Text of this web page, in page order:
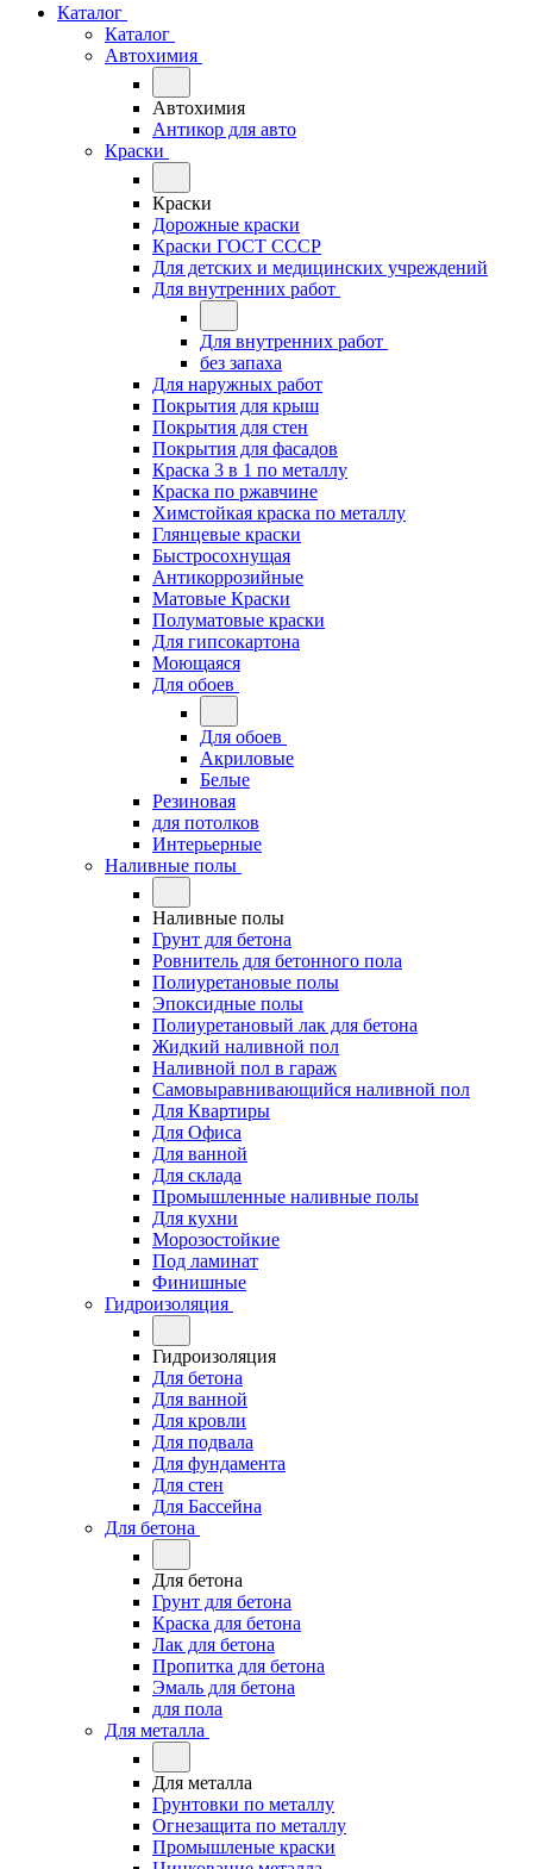
Каталог
Каталог
Автохимия
Автохимия
Антикор для авто
Краски
Краски
Дорожные краски
Краски ГОСТ СССР
Для детских и медицинских учреждений
Для внутренних работ
Для внутренних работ
без запаха
Для наружных работ
Покрытия для крыш
Покрытия для стен
Покрытия для фасадов
Краска 3 в 1 по металлу
Краска по ржавчине
Химстойкая краска по металлу
Глянцевые краски
Быстросохнущая
Антикоррозийные
Матовые Краски
Полуматовые краски
Для гипсокартона
Моющаяся
Для обоев
Для обоев
Акриловые
Белые
Резиновая
для потолков
Интерьерные
Наливные полы
Наливные полы
Грунт для бетона
Ровнитель для бетонного пола
Полиуретановые полы
Эпоксидные полы
Полиуретановый лак для бетона
Жидкий наливной пол
Наливной пол в гараж
Самовыравнивающийся наливной пол
Для Квартиры
Для Офиса
Для ванной
Для склада
Промышленные наливные полы
Для кухни
Морозостойкие
Под ламинат
Финишные
Гидроизоляция
Гидроизоляция
Для бетона
Для ванной
Для кровли
Для подвала
Для фундамента
Для стен
Для Бассейна
Для бетона
Для бетона
Грунт для бетона
Краска для бетона
Лак для бетона
Пропитка для бетона
Эмаль для бетона
для пола
Для металла
Для металла
Грунтовки по металлу
Огнезащита по металлу
Промышленые краски